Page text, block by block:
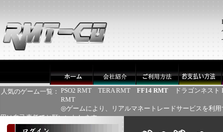
人気のゲーム一覧： PSO2 RMT TERA RMT FF14 RMT
ドラゴンネスト
RMT
◎ゲームにより、リアルマネートレードサービスを利
用は自己責任でお願いいたします